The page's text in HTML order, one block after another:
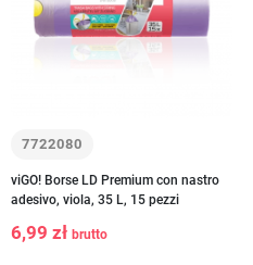
7722080
viGO! Borse LD Premium con nastro
adesivo, viola, 35 L, 15 pezzi
6,99 zł brutto